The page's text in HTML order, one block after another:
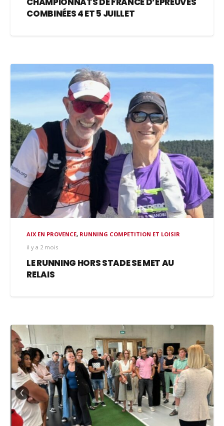
COMBINÉES 4 ET 5 JUILLET
AIX EN PROVENCE, RUNNING COMPETITION ET LOISIR
il y a 2 mois
LE RUNNING HORS STADE SE MET AU
RELAIS